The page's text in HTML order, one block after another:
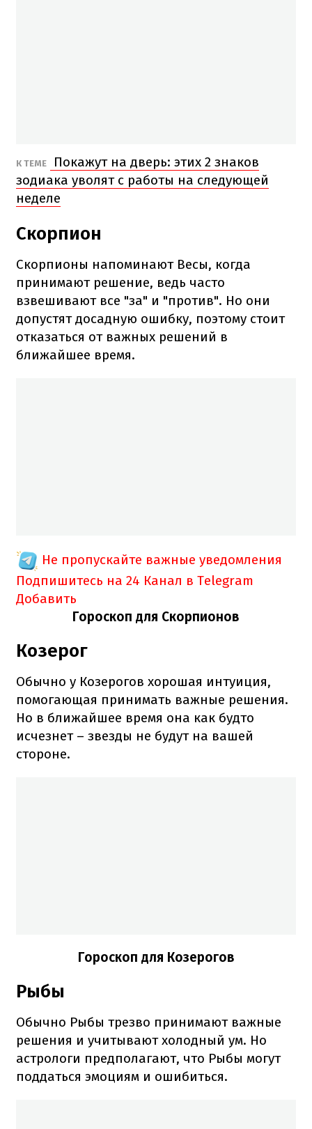
К ТЕМЕ
Покажут на дверь: этих 2 знаков
зодиака уволят с работы на следующей
неделе
Скорпион
Скорпионы напоминают Весы, когда
принимают решение, ведь часто
взвешивают все "за" и "против". Но они
допустят досадную ошибку, поэтому стоит
отказаться от важных решений в
ближайшее время.
Не пропускайте важные уведомления
Подпишитесь на 24 Канал в Telegram
Добавить
Гороскоп для Скорпионов
Козерог
Обычно у Козерогов хорошая интуиция,
помогающая принимать важные решения.
Но в ближайшее время она как будто
исчезнет – звезды не будут на вашей
стороне.
Гороскоп для Козерогов
Рыбы
Обычно Рыбы трезво принимают важные
решения и учитывают холодный ум. Но
астрологи предполагают, что Рыбы могут
поддаться эмоциям и ошибиться.